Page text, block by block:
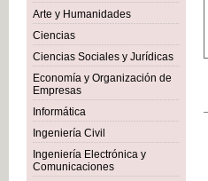
Arte y Humanidades
Ciencias
Ciencias Sociales y Jurídicas
Economía y Organización de
Empresas
Informática
Ingeniería Civil
Ingeniería Electrónica y
Comunicaciones